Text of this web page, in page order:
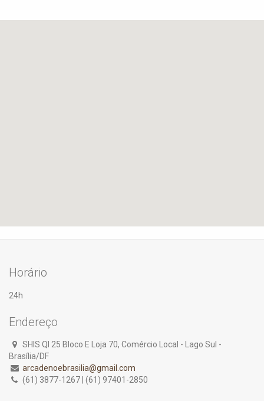
Horário
24h
Endereço
SHIS QI 25 Bloco E Loja 70, Comércio Local - Lago Sul -
Brasília/DF
arcadenoebrasilia@gmail.com
(61) 3877-1267 | (61) 97401-2850